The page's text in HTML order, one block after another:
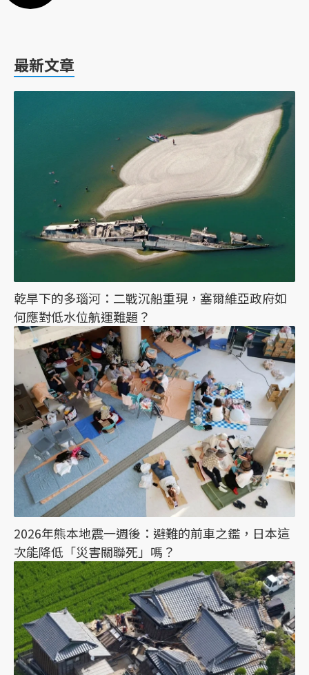
最新文章
乾旱下的多瑙河：二戰沉船重現，塞爾維亞政府如
何應對低水位航運難題？
2026年熊本地震一週後：避難的前車之鑑，日本這
次能降低「災害關聯死」嗎？